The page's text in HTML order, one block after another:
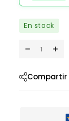
En stock
Compartir